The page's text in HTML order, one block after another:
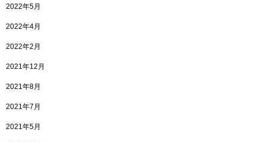
2022年5月
2022年4月
2022年2月
2021年12月
2021年8月
2021年7月
2021年5月